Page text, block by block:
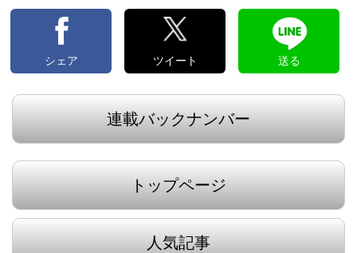
シェア ツイート 送る
連載バックナンバー
トップページ
人気記事